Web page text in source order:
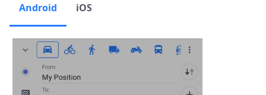
Android iOS